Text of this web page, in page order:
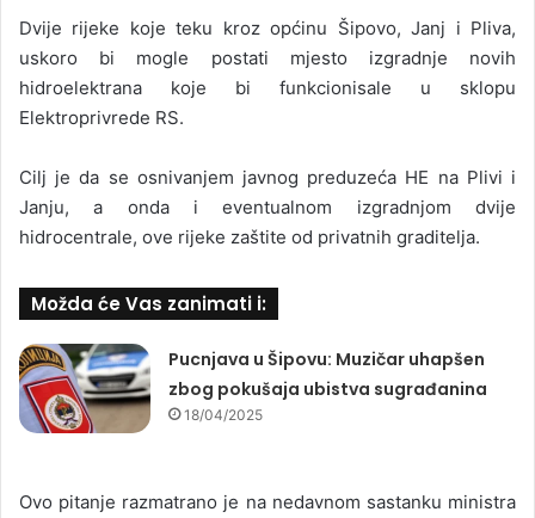
Dvije rijeke koje teku kroz općinu Šipovo, Janj i Pliva,
uskoro bi mogle postati mjesto izgradnje novih
hidroelektrana koje bi funkcionisale u sklopu
Elektroprivrede RS.
Cilj je da se osnivanjem javnog preduzeća HE na Plivi i
Janju, a onda i eventualnom izgradnjom dvije
hidrocentrale, ove rijeke zaštite od privatnih graditelja.
Možda će Vas zanimati i:
Pucnjava u Šipovu: Muzičar uhapšen
zbog pokušaja ubistva sugrađanina
18/04/2025
Ovo pitanje razmatrano je na nedavnom sastanku ministra